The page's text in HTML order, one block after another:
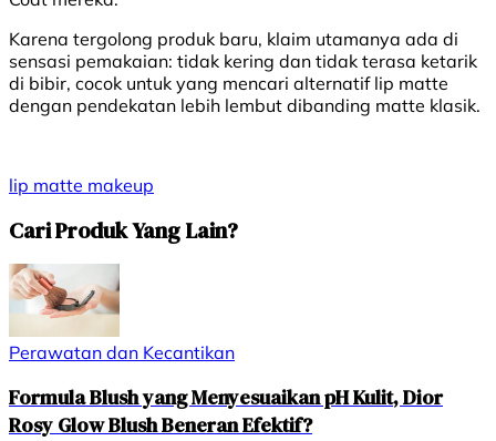
Karena tergolong produk baru, klaim utamanya ada di
sensasi pemakaian: tidak kering dan tidak terasa ketarik
di bibir, cocok untuk yang mencari alternatif lip matte
dengan pendekatan lebih lembut dibanding matte klasik.
lip matte makeup
Cari Produk Yang Lain?
Perawatan dan Kecantikan
Formula Blush yang Menyesuaikan pH Kulit, Dior
Rosy Glow Blush Beneran Efektif?